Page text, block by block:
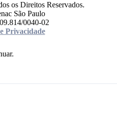
os Direitos Reservados.
São Paulo
0040-02
Privacidade